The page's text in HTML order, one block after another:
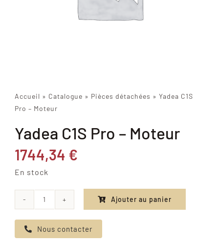
Accueil » Catalogue » Pièces détachées » Yadea C1S
Pro – Moteur
Yadea C1S Pro – Moteur
1744,34 €
En stock
de
Yadea
Ajouter au panier
Nous contacter